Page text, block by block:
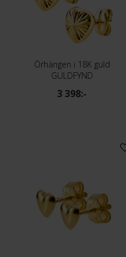
Örhängen i 18K guld
GULDFYND
3 398:-